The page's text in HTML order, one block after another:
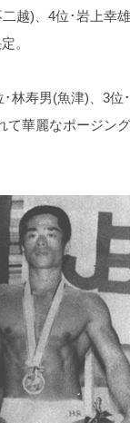
越)、4位･岩上幸
。
林寿男(魚津)、3位
て華麗なポージン